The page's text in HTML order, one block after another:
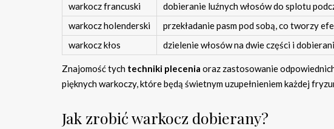
warkocz francuski
dobieranie luźnych włosów do splotu
warkocz holenderski
przekładanie pasm pod sobą, co tworzy
warkocz kłos
dzielenie włosów na dwie części i
Znajomość tych techniki plecenia oraz zastosowanie
pięknych warkoczy, które będą świetnym uzupełnieniem każdej
Jak zrobić warkocz dobierany?